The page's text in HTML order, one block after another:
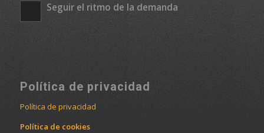
Seguir el ritmo de la demanda
Política de privacidad
Política de privacidad
Política de cookies